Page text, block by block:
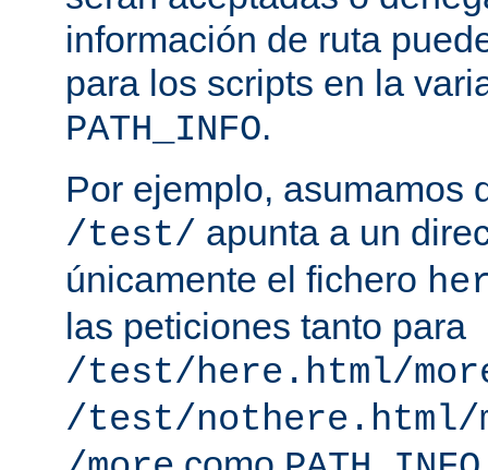
información de ruta
para los scripts en la
PATH_INFO.
Por ejemplo, asumamos
/test/ apunta a un
únicamente el fichero
las peticiones tanto para
/test/here.html/
/test/nothere.html/